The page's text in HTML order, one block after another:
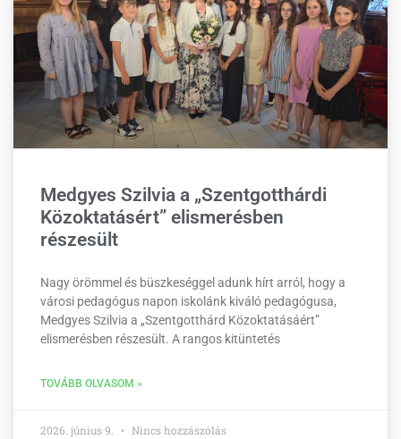
Medgyes Szilvia a „Szentgotthárdi
Közoktatásért” elismerésben
részesült
Nagy örömmel és büszkeséggel adunk hírt arról, hogy a
városi pedagógus napon iskolánk kiváló pedagógusa,
Medgyes Szilvia a „Szentgotthárd Közoktatásáért”
elismerésben részesült. A rangos kitüntetés
TOVÁBB OLVASOM »
2026. június 9. Nincs hozzászólás